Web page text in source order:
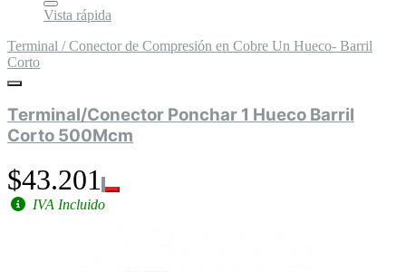
Vista rápida
Terminal / Conector de Compresión en Cobre Un Hueco- Barril
Corto
Terminal/Conector Ponchar 1 Hueco Barril
Corto 500Mcm
$43.201
IVA Incluido